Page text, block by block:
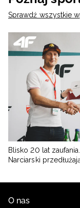
Sprawdź wszystkie
Blisko 20 lat
Narciarski
O nas